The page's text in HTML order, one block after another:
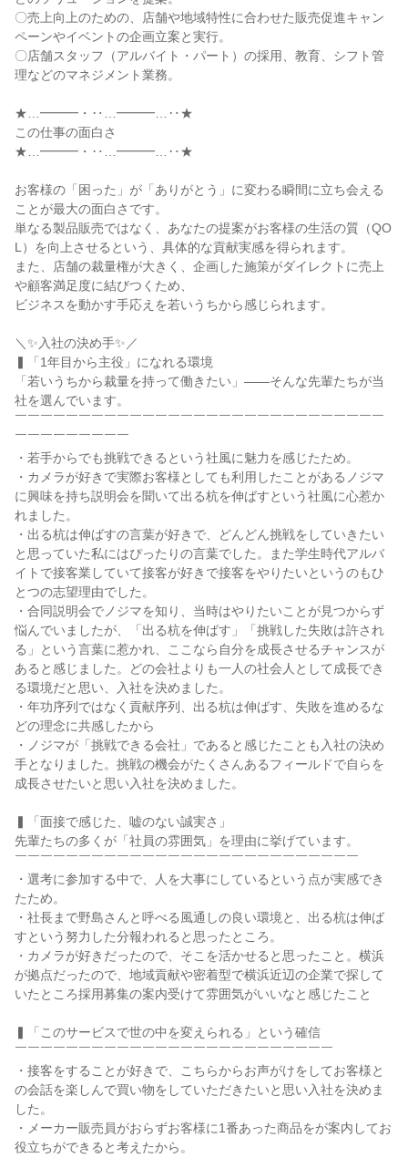
〇売上向上のための、店舗や地域特性に合わせた販売促進キャン
ペーンやイベントの企画立案と実行。
〇店舗スタッフ（アルバイト・パート）の採用、教育、シフト管
理などのマネジメント業務。
★…━━━・‥…━━━…‥★
この仕事の面白さ
★…━━━・‥…━━━…‥★
お客様の「困った」が「ありがとう」に変わる瞬間に立ち会える
ことが最大の面白さです。
単なる製品販売ではなく、あなたの提案がお客様の生活の質（QO
L）を向上させるという、具体的な貢献実感を得られます。
また、店舗の裁量権が大きく、企画した施策がダイレクトに売上
や顧客満足度に結びつくため、
ビジネスを動かす手応えを若いうちから感じられます。
＼✨入社の決め手✨／
▍「1年目から主役」になれる環境
「若いうちから裁量を持って働きたい」——そんな先輩たちが当
社を選んでいます。
￣￣￣￣￣￣￣￣￣￣￣￣￣￣￣￣￣￣￣￣￣￣￣￣￣￣￣￣￣
￣￣￣￣￣￣￣￣￣
・若手からでも挑戦できるという社風に魅力を感じたため。
・カメラが好きで実際お客様としても利用したことがあるノジマ
に興味を持ち説明会を聞いて出る杭を伸ばすという社風に心惹か
れました。
・出る杭は伸ばすの言葉が好きで、どんどん挑戦をしていきたい
と思っていた私にはぴったりの言葉でした。また学生時代アルバ
イトで接客業していて接客が好きで接客をやりたいというのもひ
とつの志望理由でした。
・合同説明会でノジマを知り、当時はやりたいことが見つからず
悩んでいましたが、「出る杭を伸ばす」「挑戦した失敗は許され
る」という言葉に惹かれ、ここなら自分を成長させるチャンスが
あると感じました。どの会社よりも一人の社会人として成長でき
る環境だと思い、入社を決めました。
・年功序列ではなく貢献序列、出る杭は伸ばす、失敗を進めるな
どの理念に共感したから
・ノジマが「挑戦できる会社」であると感じたことも入社の決め
手となりました。挑戦の機会がたくさんあるフィールドで自らを
成長させたいと思い入社を決めました。
▍「面接で感じた、嘘のない誠実さ」
先輩たちの多くが「社員の雰囲気」を理由に挙げています。
￣￣￣￣￣￣￣￣￣￣￣￣￣￣￣￣￣￣￣￣￣￣￣￣￣￣￣
・選考に参加する中で、人を大事にしているという点が実感でき
たため。
・社長まで野島さんと呼べる風通しの良い環境と、出る杭は伸ば
すという努力した分報われると思ったところ。
・カメラが好きだったので、そこを活かせると思ったこと。横浜
が拠点だったので、地域貢献や密着型で横浜近辺の企業で探して
いたところ採用募集の案内受けて雰囲気がいいなと感じたこと
▍「このサービスで世の中を変えられる」という確信
￣￣￣￣￣￣￣￣￣￣￣￣￣￣￣￣￣￣￣￣￣￣￣￣￣
・接客をすることが好きで、こちらからお声がけをしてお客様と
の会話を楽しんで買い物をしていただきたいと思い入社を決めま
した。
・メーカー販売員がおらずお客様に1番あった商品をが案内してお
役立ちができると考えたから。